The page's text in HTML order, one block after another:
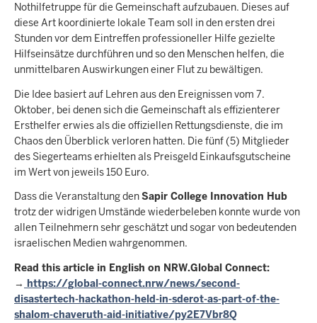
Nothilfetruppe für die Gemeinschaft aufzubauen. Dieses auf
diese Art koordinierte lokale Team soll in den ersten drei
Stunden vor dem Eintreffen professioneller Hilfe gezielte
Hilfseinsätze durchführen und so den Menschen helfen, die
unmittelbaren Auswirkungen einer Flut zu bewältigen.
Die Idee basiert auf Lehren aus den Ereignissen vom 7.
Oktober, bei denen sich die Gemeinschaft als effizienterer
Ersthelfer erwies als die offiziellen Rettungsdienste, die im
Chaos den Überblick verloren hatten. Die fünf (5) Mitglieder
des Siegerteams erhielten als Preisgeld Einkaufsgutscheine
im Wert von jeweils 150 Euro.
Dass die Veranstaltung denSapir College Innovation Hub
trotz der widrigen Umstände wiederbeleben konnte wurde von
allen Teilnehmern sehr geschätzt und sogar von bedeutenden
israelischen Medien wahrgenommen.
Read this article in English on NRW.Global Connect:
→ https://global-connect.nrw/news/second-
disastertech-hackathon-held-in-sderot-as-part-of-the-
shalom-chaveruth-aid-initiative/py2E7Vbr8Q